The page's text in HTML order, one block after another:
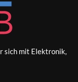
sich mit Elektronik,